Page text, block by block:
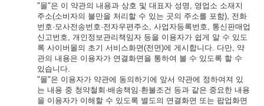
"몰"은 이 약관의 내용과 상호 및 대표자 성명, 영업소 소재지
주소(소비자의 불만을 처리할 수 있는 곳의 주소를 포함), 전화
번호·모사전송번호·전자우편주소, 사업자등록번호, 통신판매업
신고번호, 개인정보관리책임자 등을 이용자가 쉽게 알 수 있도
록 사이버몰의 초기 서비스화면(전면)에 게시합니다. 다만, 약
관의 내용은 이용자가 연결화면을 통하여 볼 수 있도록 할 수
있습니다.
"몰"은 이용자가 약관에 동의하기에 앞서 약관에 정하여져 있
는 내용 중 청약철회·배송책임·환불조건 등과 같은 중요한 내용
을 이용자가 이해할 수 있도록 별도의 연결화면 또는 팝업화면